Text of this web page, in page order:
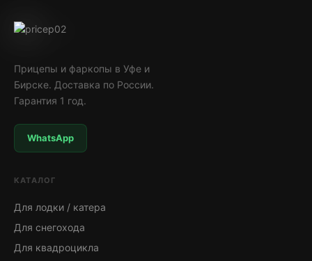
Прицепы и фаркопы в Уфе и
Бирске. Доставка по России.
Гарантия 1 год.
WhatsApp
КАТАЛОГ
Для лодки / катера
Для снегохода
Для квадроцикла